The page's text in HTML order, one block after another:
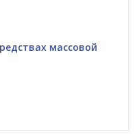
массовой